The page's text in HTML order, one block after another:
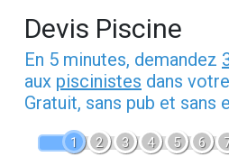
Devis Piscine
En 5 minutes, demandez
aux piscinistes dans
Gratuit, sans pub et sans
1 2 3 4 5 6